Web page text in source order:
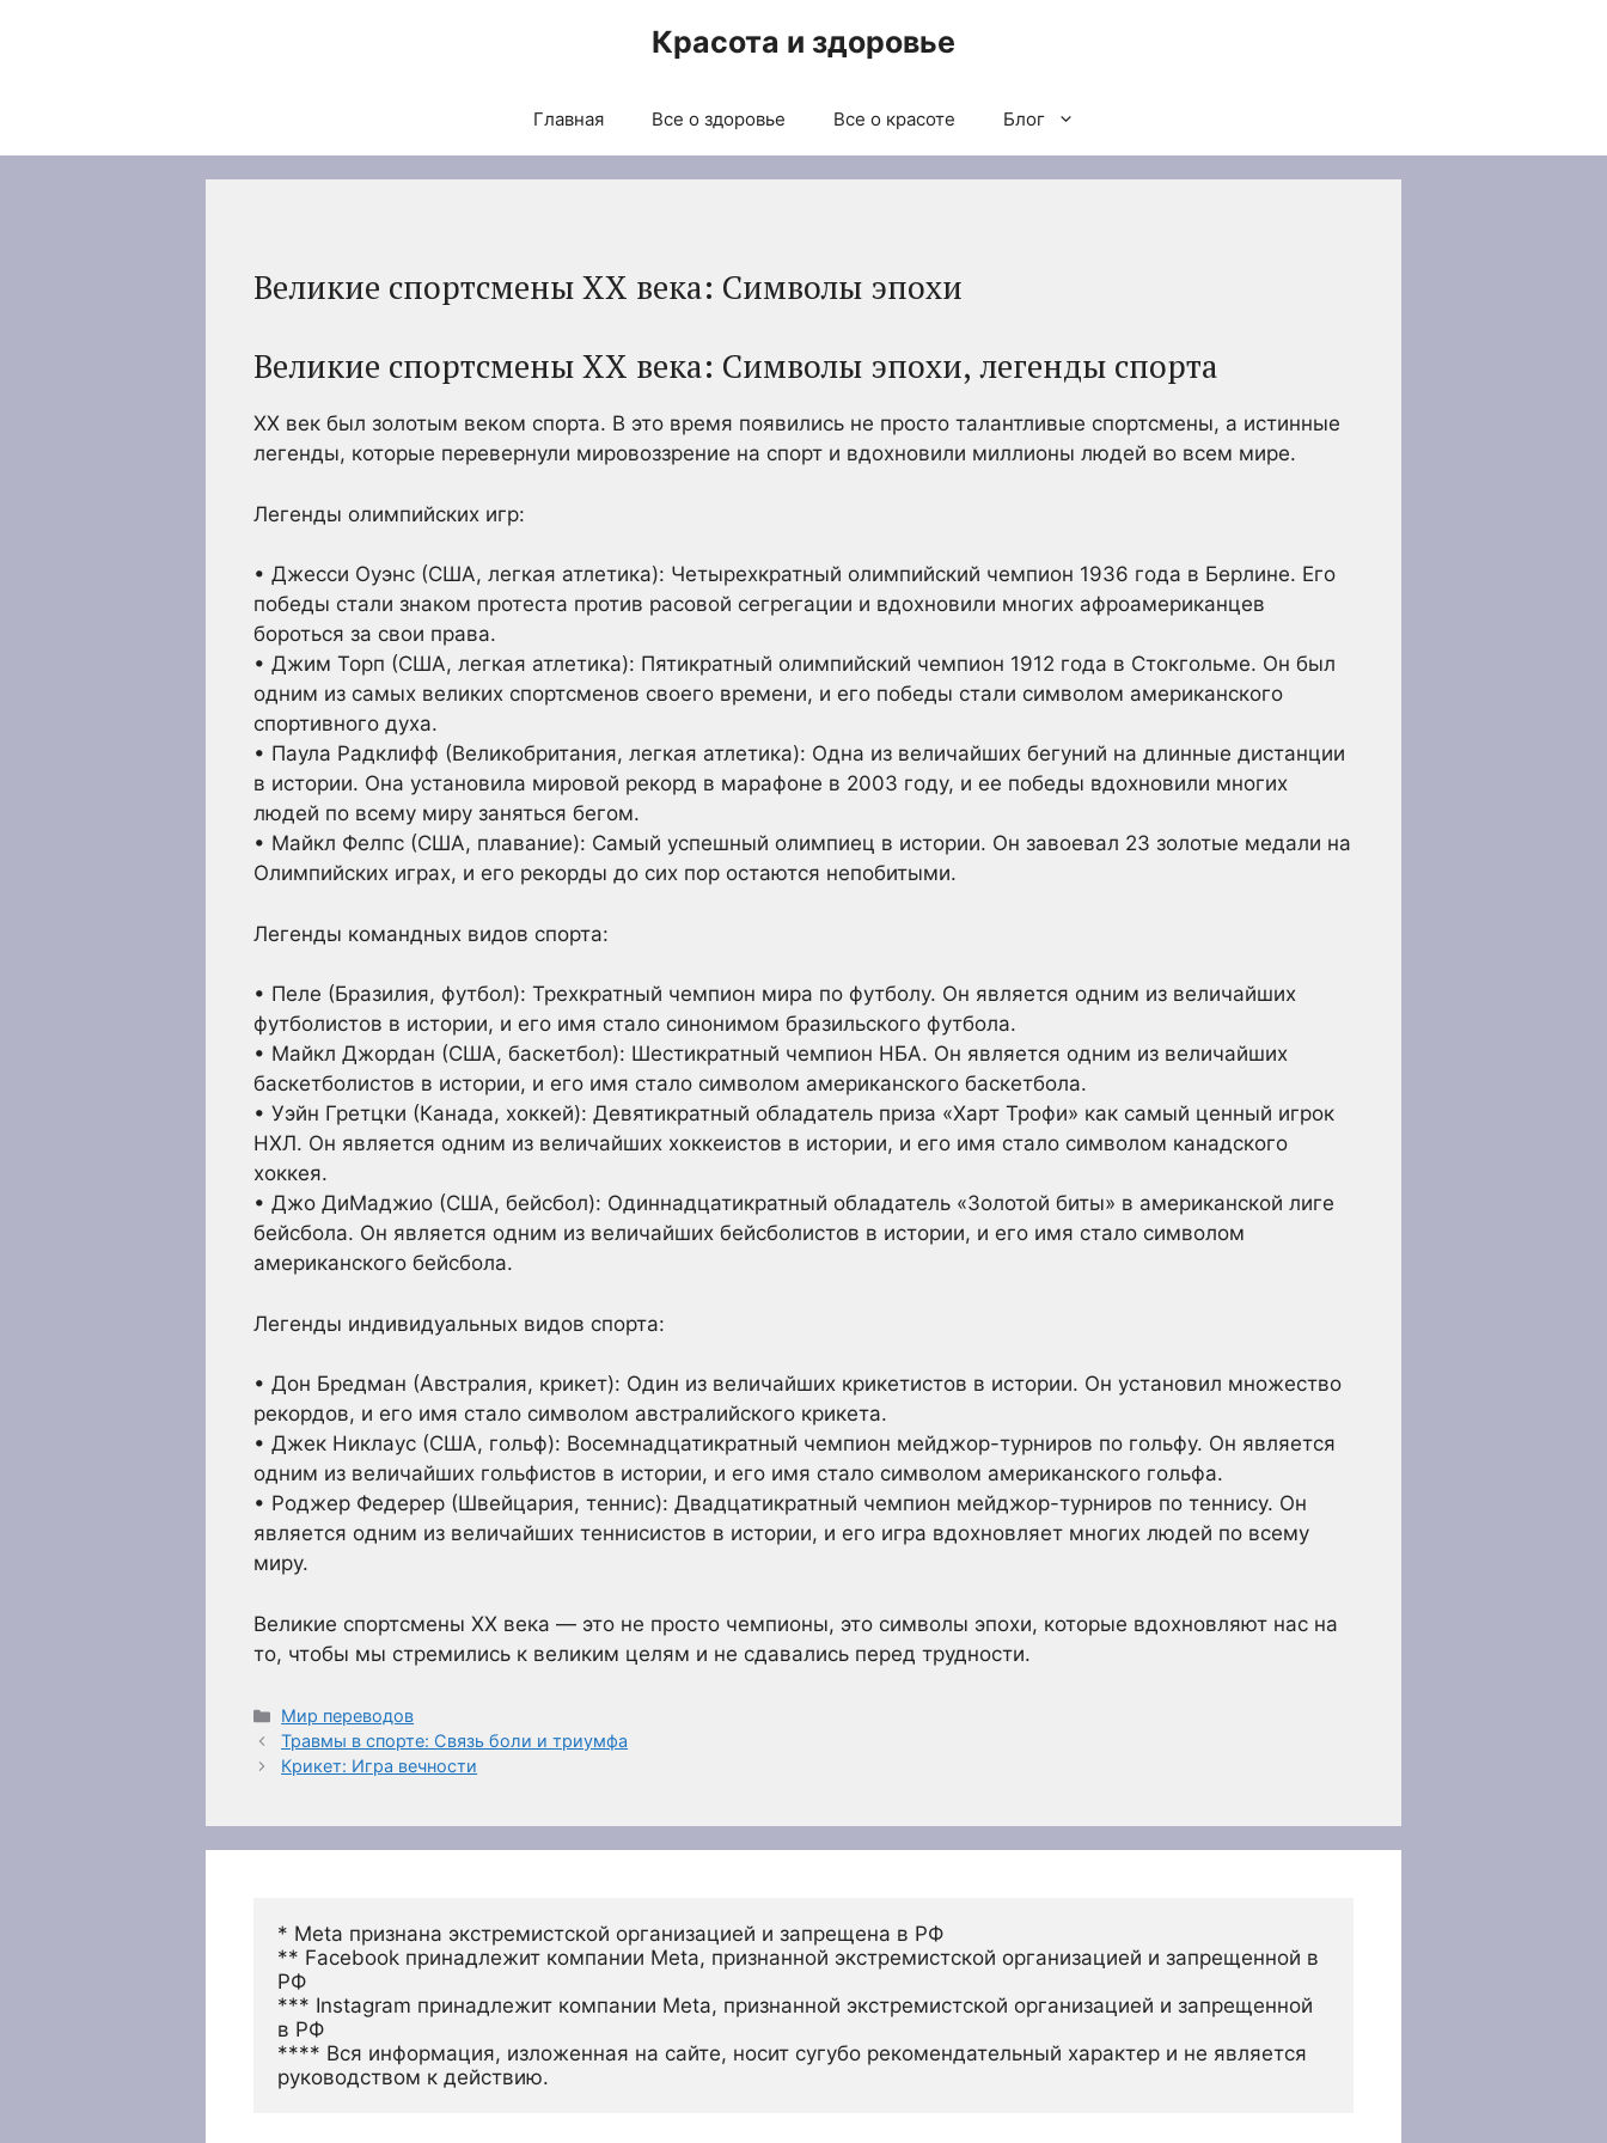
Красота и здоровье
Главная Все о здоровье Все о красоте Блог
Великие спортсмены XX века: Символы эпохи
Великие спортсмены XX века: Символы эпохи, легенды спорта
XX век был золотым веком спорта. В это время появились не просто талантливые спортсмены, а истинные
легенды, которые перевернули мировоззрение на спорт и вдохновили миллионы людей во всем мире.
Легенды олимпийских игр:
• Джесси Оуэнс (США, легкая атлетика): Четырехкратный олимпийский чемпион 1936 года в Берлине. Его
победы стали знаком протеста против расовой сегрегации и вдохновили многих афроамериканцев
бороться за свои права.
• Джим Торп (США, легкая атлетика): Пятикратный олимпийский чемпион 1912 года в Стокгольме. Он был
одним из самых великих спортсменов своего времени, и его победы стали символом американского
спортивного духа.
• Паула Радклифф (Великобритания, легкая атлетика): Одна из величайших бегуний на длинные дистанции
в истории. Она установила мировой рекорд в марафоне в 2003 году, и ее победы вдохновили многих
людей по всему миру заняться бегом.
• Майкл Фелпс (США, плавание): Самый успешный олимпиец в истории. Он завоевал 23 золотые медали на
Олимпийских играх, и его рекорды до сих пор остаются непобитыми.
Легенды командных видов спорта:
• Пеле (Бразилия, футбол): Трехкратный чемпион мира по футболу. Он является одним из величайших
футболистов в истории, и его имя стало синонимом бразильского футбола.
• Майкл Джордан (США, баскетбол): Шестикратный чемпион НБА. Он является одним из величайших
баскетболистов в истории, и его имя стало символом американского баскетбола.
• Уэйн Гретцки (Канада, хоккей): Девятикратный обладатель приза «Харт Трофи» как самый ценный игрок
НХЛ. Он является одним из величайших хоккеистов в истории, и его имя стало символом канадского
хоккея.
• Джо ДиМаджио (США, бейсбол): Одиннадцатикратный обладатель «Золотой биты» в американской лиге
бейсбола. Он является одним из величайших бейсболистов в истории, и его имя стало символом
американского бейсбола.
Легенды индивидуальных видов спорта:
• Дон Бредман (Австралия, крикет): Один из величайших крикетистов в истории. Он установил множество
рекордов, и его имя стало символом австралийского крикета.
• Джек Никлаус (США, гольф): Восемнадцатикратный чемпион мейджор-турниров по гольфу. Он является
одним из величайших гольфистов в истории, и его имя стало символом американского гольфа.
• Роджер Федерер (Швейцария, теннис): Двадцатикратный чемпион мейджор-турниров по теннису. Он
является одним из величайших теннисистов в истории, и его игра вдохновляет многих людей по всему
миру.
Великие спортсмены XX века — это не просто чемпионы, это символы эпохи, которые вдохновляют нас на
то, чтобы мы стремились к великим целям и не сдавались перед трудности.
Рубрики
Мир переводов
Травмы в спорте: Связь боли и триумфа
Крикет: Игра вечности
* Meta признана экстремистской организацией и запрещена в РФ
** Facebook принадлежит компании Meta, признанной экстремистской организацией и запрещенной в
РФ
*** Instagram принадлежит компании Meta, признанной экстремистской организацией и запрещенной
в РФ
**** Вся информация, изложенная на сайте, носит сугубо рекомендательный характер и не является
руководством к действию.